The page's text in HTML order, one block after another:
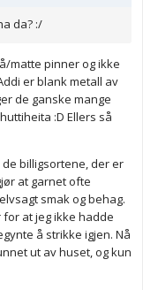
da? :/
matte pinner og ikke
er blank metall av
de ganske mange
:D Ellers så
billigsortene, der er
at garnet ofte
smak og behag.
for at jeg ikke hadde
å strikke igjen. Nå
ut av huset, og kun